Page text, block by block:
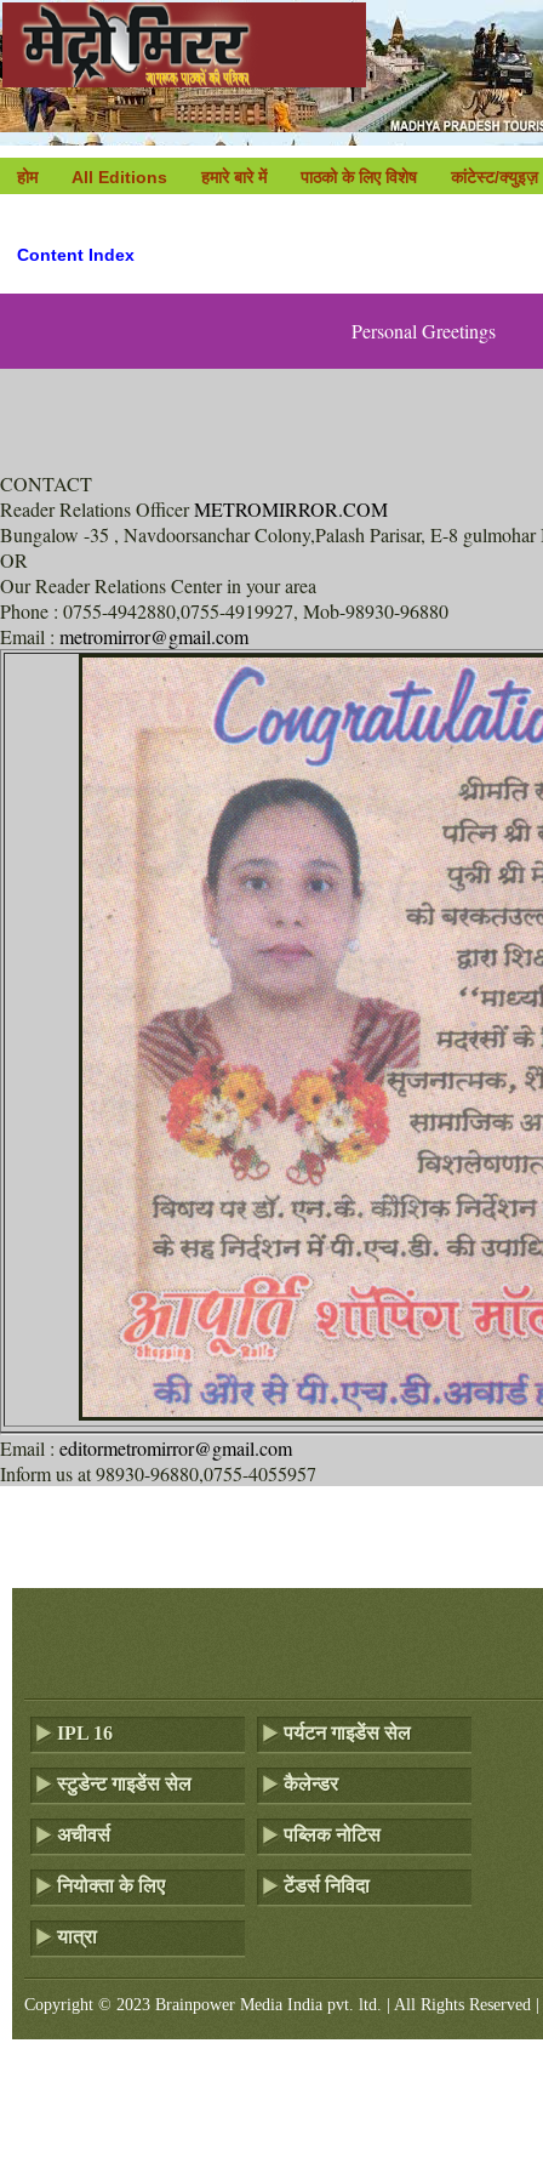
होम All Editions हमारे बारे में पाठको के लिए विशेष कांटेस्ट/क्युइज़
Content Index
Personal Greetings
CONTACT
Reader Relations OfficerMETROMIRROR.COM
Bungalow -35 , Navdoorsanchar Colony,Palash Parisar, E-8
OR
Our Reader Relations Center in your area
Phone : 0755-4942880,0755-4919927, Mob-98930-96880
Email : metromirror@gmail.com
Email : editormetromirror@gmail.com
Inform usat 98930-96880,0755-4055957
IPL 16 पर्यटन गाइडेंस सेल
स्टुडेन्ट गाइडेंस सेल कैलेन्डर
अचीवर्स पब्लिक नोटिस
नियोक्ता के लिए टेंडर्स निविदा
यात्रा
Copyright © 2023 Brainpower Media India pvt. ltd. | All Rights Reserved |